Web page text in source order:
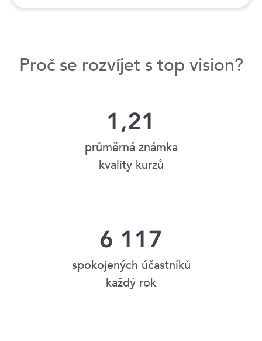
Proč se rozvíjet s top vision?
1,21
průměrná známka
kvality kurzů
6 117
spokojených účastníků
každý rok